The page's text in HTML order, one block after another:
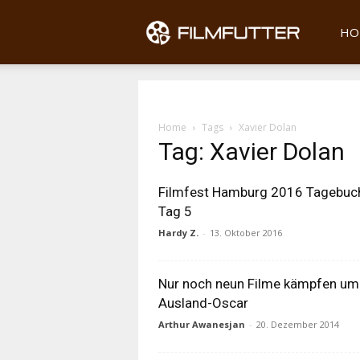
Home Tags Xavier Dolan
Tag: Xavier Dolan
Filmfest Hamburg 2016
Tag 5
Hardy Z. - 13. Oktober 2016
Nur noch neun Filme kämpfen
Ausland-Oscar
Arthur Awanesjan - 20. Dezember 2014